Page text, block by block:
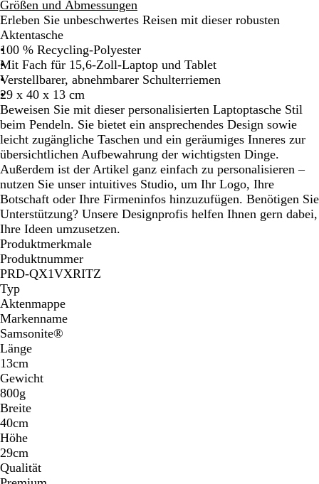
c
h
w
a
r
z
Größen und Abmessungen
Erleben Sie unbeschwertes Reisen mit dieser robusten
Aktentasche
100 % Recycling-Polyester
Mit Fach für 15,6-Zoll-Laptop und Tablet
Verstellbarer, abnehmbarer Schulterriemen
29 x 40 x 13 cm
Beweisen Sie mit dieser personalisierten Laptoptasche Stil
beim Pendeln. Sie bietet ein ansprechendes Design sowie
leicht zugängliche Taschen und ein geräumiges Inneres zur
übersichtlichen Aufbewahrung der wichtigsten Dinge.
Außerdem ist der Artikel ganz einfach zu personalisieren –
nutzen Sie unser intuitives Studio, um Ihr Logo, Ihre
Botschaft oder Ihre Firmeninfos hinzuzufügen. Benötigen Sie
Unterstützung? Unsere Designprofis helfen Ihnen gern dabei,
Ihre Ideen umzusetzen.
Produktmerkmale
Produktnummer
PRD-QX1VXRITZ
Typ
Aktenmappe
Markenname
Samsonite®
Länge
13cm
Gewicht
800g
Breite
40cm
Höhe
29cm
Qualität